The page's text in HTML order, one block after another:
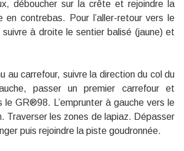
déboucher sur la crête et rejoindre la
en contrebas. Pour l’aller-retour vers le
à droite le sentier balisé (jaune) et
au carrefour, suivre la direction du col du
passer un premier carrefour et
le GR®98. L’emprunter à gauche vers le
Traverser les zones de lapiaz. Dépasser
puis rejoindre la piste goudronnée.